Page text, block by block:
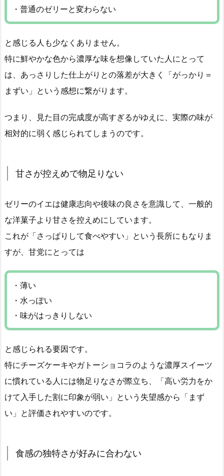
・普通のゼリーと変わらない
と感じる人も少なくありません。
特に鮮やかな色から濃厚な味を想像していた人にとって
は、あっさりした仕上がりとの落差が大きく「がっかり＝
まずい」という感想に繋がります。
つまり、見た目の完成度が高すぎるがゆえに、実際の味が
相対的に弱く感じられてしまうのです。
甘さが控えめで物足りない
ゼリーのイエは健康志向や後味の良さを意識して、一般的
な洋菓子より甘さを控えめにしています。
これが「さっぱりして食べやすい」という長所にもなりま
すが、甘党にとっては
・薄い
・水っぽい
・味がはっきりしない
と感じられる要因です。
特にチーズケーキやガトーショコラのような濃厚スイーツ
に慣れている人には物足りなさが際立ち、「高い労力をか
けて入手した割に印象が弱い」という失望感から「まず
い」と評価されやすいのです。
食感の独特さが好みに合わない